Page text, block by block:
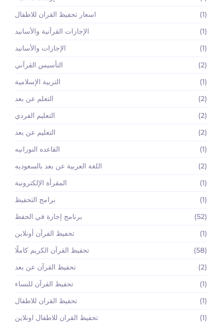
اسعار تحفيظ القران للاطفال
(1)
الإجازات القرآنية والأسانيد
(1)
الإجازات والأسانيد
(1)
التأسيس القرآني
(2)
التربية الإسلامية
(1)
التعلم عن بعد
(2)
التعليم الفردي
(2)
التعليم عن بعد
(2)
القاعده النورانيه
(1)
اللغة العربية عن بعد بالسعوديه
(2)
المقرأة الإلكترونية
(1)
برامج التحفيظ
(1)
برنامج إجازة في الحفظ
(52)
تحفيظ القرآن أونلاين
(1)
تحفيظ القرآن الكريم كاملًا
(58)
تحفيظ القرآن عن بعد
(2)
تحفيظ القرآن للنساء
(1)
تحفيظ القران للاطفال
(1)
تحفيظ القران للاطفال اونلاين
(1)